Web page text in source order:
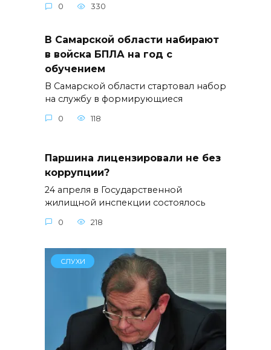
0 330
В Самарской области набирают
в войска БПЛА на год с
обучением
В Самарской области стартовал набор
на службу в формирующиеся
0 118
Паршина лицензировали не без
коррупции?
24 апреля в Государственной
жилищной инспекции состоялось
0 218
СЛУХИ